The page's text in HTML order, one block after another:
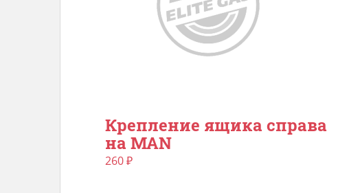
Крепление ящика справа
на MAN
260₽